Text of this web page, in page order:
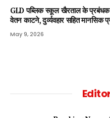
GLD पब्लिक स्कूल खैरताल के प्रबंधक
वेतन काटने, दुर्व्यवहार सहित मानसिक
May 9, 2026